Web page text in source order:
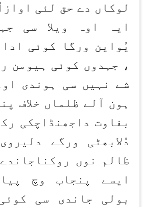
لوکاں دے حق لئی
ایہ اوہ ویلا سی
یُواین ورگا کوئی
، جہدوں کوئی ہیومن
شے نہیں سی ہوندی
ہون آلے ظلماں خلاف
بغاوت داجھنڈاچکی
دُلابھٹی ورگے
ظالم نوں
ایسے پنجاب وچ
بولی جاندی سی